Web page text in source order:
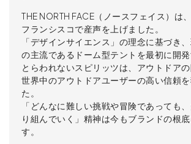
THE NORTH FACE（ノースフェイス）は
フランシスコで産声を上げました。
「デザインサイエンス」の理念に基づき
の主流であるドーム型テントを最初に開
とらわれないスピリッツは、アウトドアの
世界中のアウトドアユーザーの高い信頼
た。
「どんなに難しい挑戦や冒険であっても
り組んでいく」精神は今もブランドの根
す。